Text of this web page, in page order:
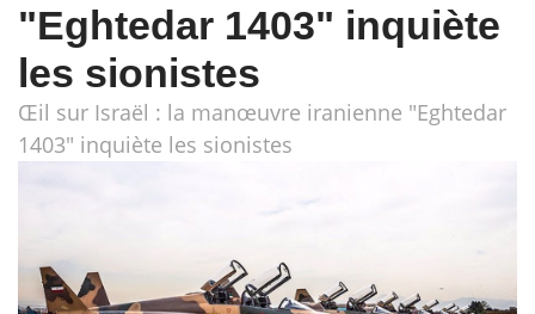
"Eghtedar 1403" inquiète
les sionistes
Œil sur Israël : la manœuvre iranienne "Eghtedar
1403" inquiète les sionistes